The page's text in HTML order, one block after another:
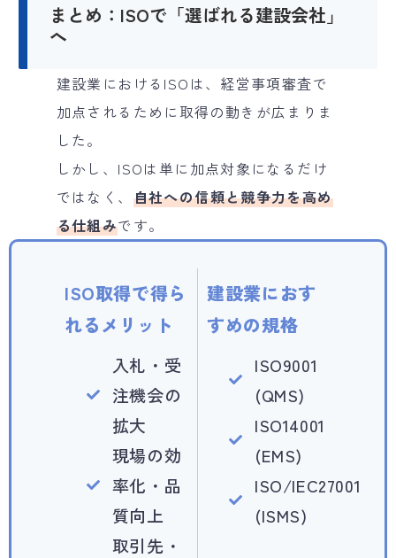
まとめ：ISOで「選ばれる建設会社」
へ
建設業におけるISOは、経営事項審査で
加点されるために取得の動きが広まりま
した。
しかし、ISOは単に加点対象になるだけ
ではなく、 自社への信頼と競争力を高め
る仕組みです。
ISO取得で得ら
れるメリット
入札・受
注機会の
拡大
現場の効
率化・品
質向上
取引先・
建設業におす
すめの規格
ISO9001
(QMS)
ISO14001
(EMS)
ISO/IEC27001
(ISMS)